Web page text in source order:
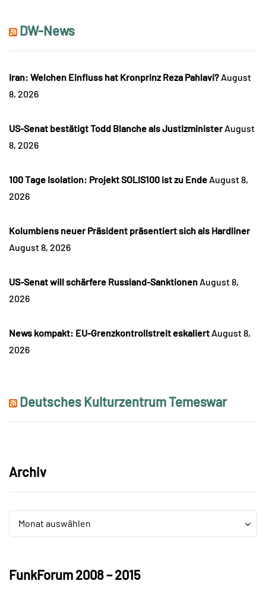
DW-News
Iran: Welchen Einfluss hat Kronprinz Reza Pahlavi? August
8, 2026
US-Senat bestätigt Todd Blanche als Justizminister August
8, 2026
100 Tage Isolation: Projekt SOLIS100 ist zu Ende August 8,
2026
Kolumbiens neuer Präsident präsentiert sich als Hardliner
August 8, 2026
US-Senat will schärfere Russland-Sanktionen August 8,
2026
News kompakt: EU-Grenzkontrollstreit eskaliert August 8,
2026
Deutsches Kulturzentrum Temeswar
Archiv
Archiv
Monat auswählen
Archiv
FunkForum 2008 – 2015